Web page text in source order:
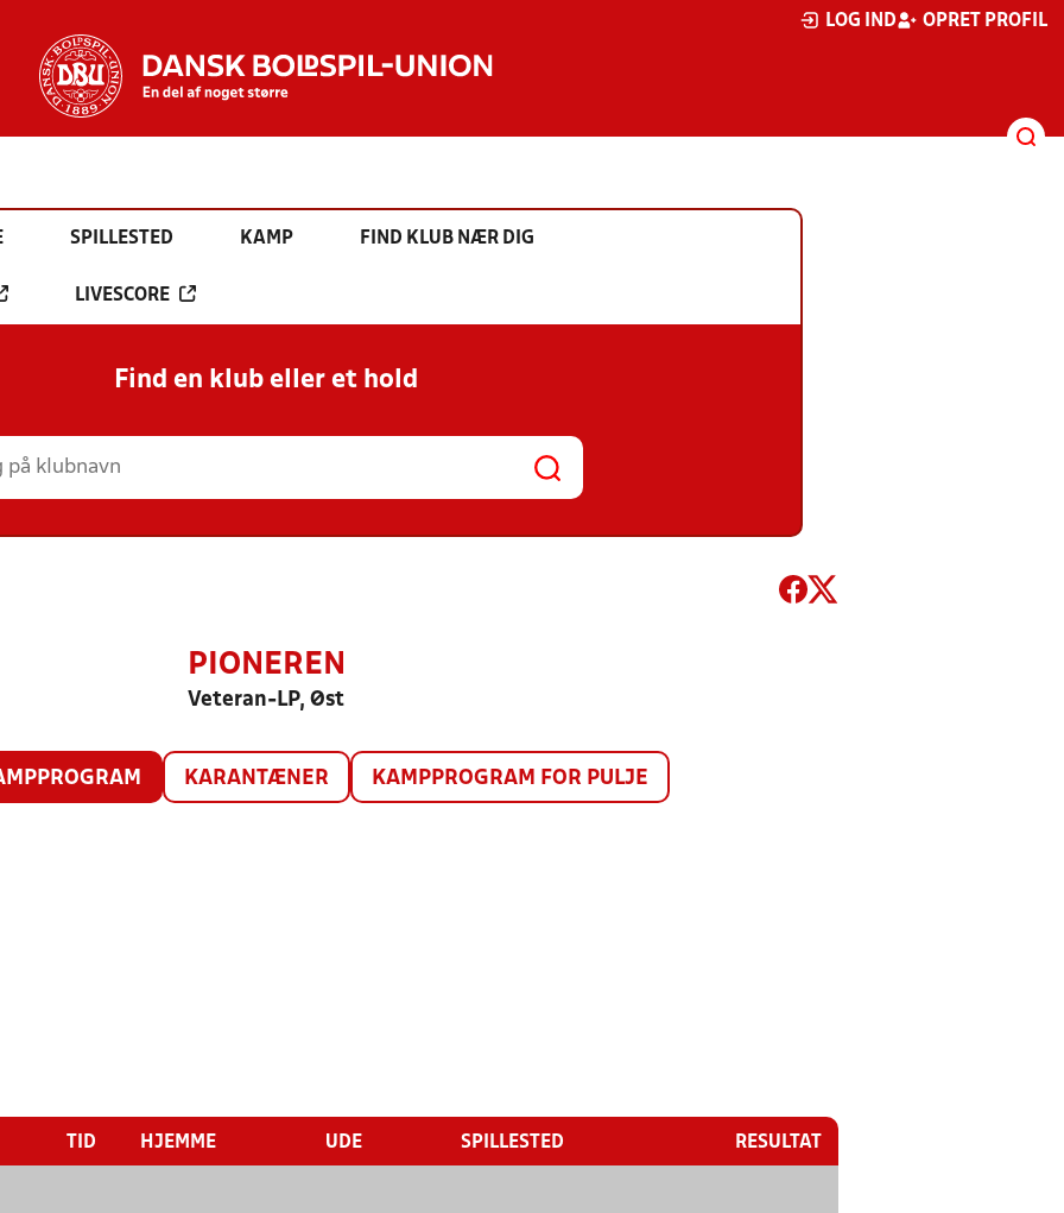
LOG IND OPRET PROFIL
SPILLESTED KAMP FIND KLUB NÆR DIG
LIVESCORE
Find en klub eller et hold
PIONEREN
Veteran-LP, Øst
KARANTÆNER KAMPPROGRAM FOR PULJE
TID HJEMME UDE SPILLESTED RESULTAT